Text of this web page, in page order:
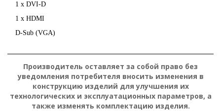
1 х DVI-D
1 х HDMI
D-Sub (VGA)
Производитель оставляет за собой право без
уведомления потребителя вносить изменения в
конструкцию изделий для улучшения их
технологических и эксплуатационных параметров, а
также изменять комплектацию изделия.